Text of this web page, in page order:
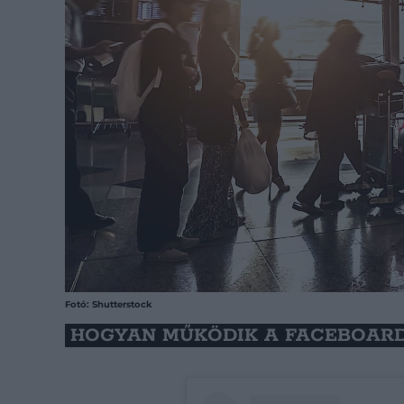
Fotó: Shutterstock
HOGYAN MŰKÖDIK A